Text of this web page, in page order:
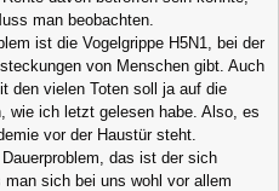
man beobachten.
ist die Vogelgrippe H5N1, bei der
von Menschen gibt. Auch
den vielen Toten soll ja auf die
wie ich letzt gelesen habe. Also, es
vor der Haustür steht.
das ist der sich
sich bei uns wohl vor allem